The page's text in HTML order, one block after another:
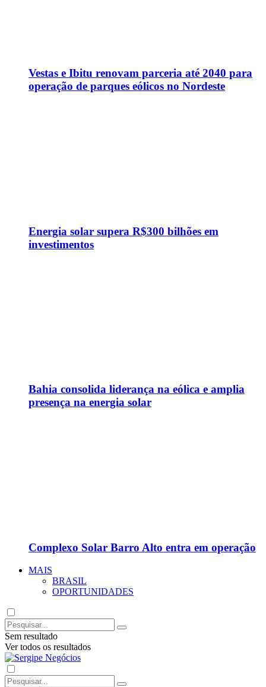
Vestas e Ibitu renovam parceria até 2040 para
operação de parques eólicos no Nordeste
Energia solar supera R$300 bilhões em
investimentos
Bahia consolida liderança na eólica e amplia
presença na energia solar
Complexo Solar Barro Alto entra em operação
MAIS
BRASIL
OPORTUNIDADES
Sem resultado
Ver todos os resultados